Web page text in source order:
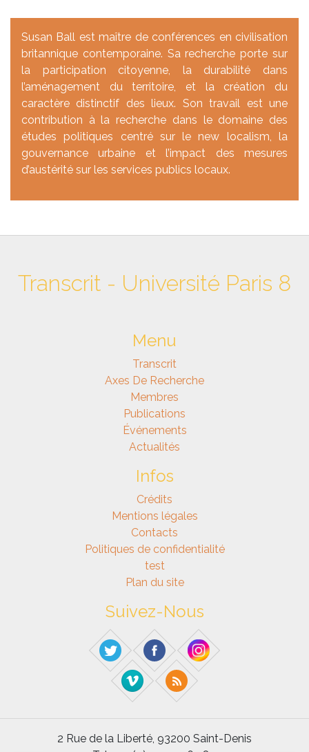
Susan Ball est maître de conférences en civilisation
britannique contemporaine. Sa recherche porte sur
la participation citoyenne, la durabilité dans
l’aménagement du territoire, et la création du
caractère distinctif des lieux. Son travail est une
contribution à la recherche dans le domaine des
études politiques centré sur le new localism, la
gouvernance urbaine et l’impact des mesures
d’austérité sur les services publics locaux.
Transcrit - Université Paris 8
Menu
Transcrit
Axes De Recherche
Membres
Publications
Événements
Actualités
Infos
Crédits
Mentions légales
Contacts
Politiques de confidentialité
test
Plan du site
Suivez-Nous
2 Rue de la Liberté, 93200 Saint-Denis